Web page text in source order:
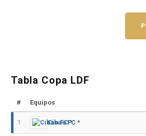
Tabla Copa LDF
# Equipos
1 Cibao FC *